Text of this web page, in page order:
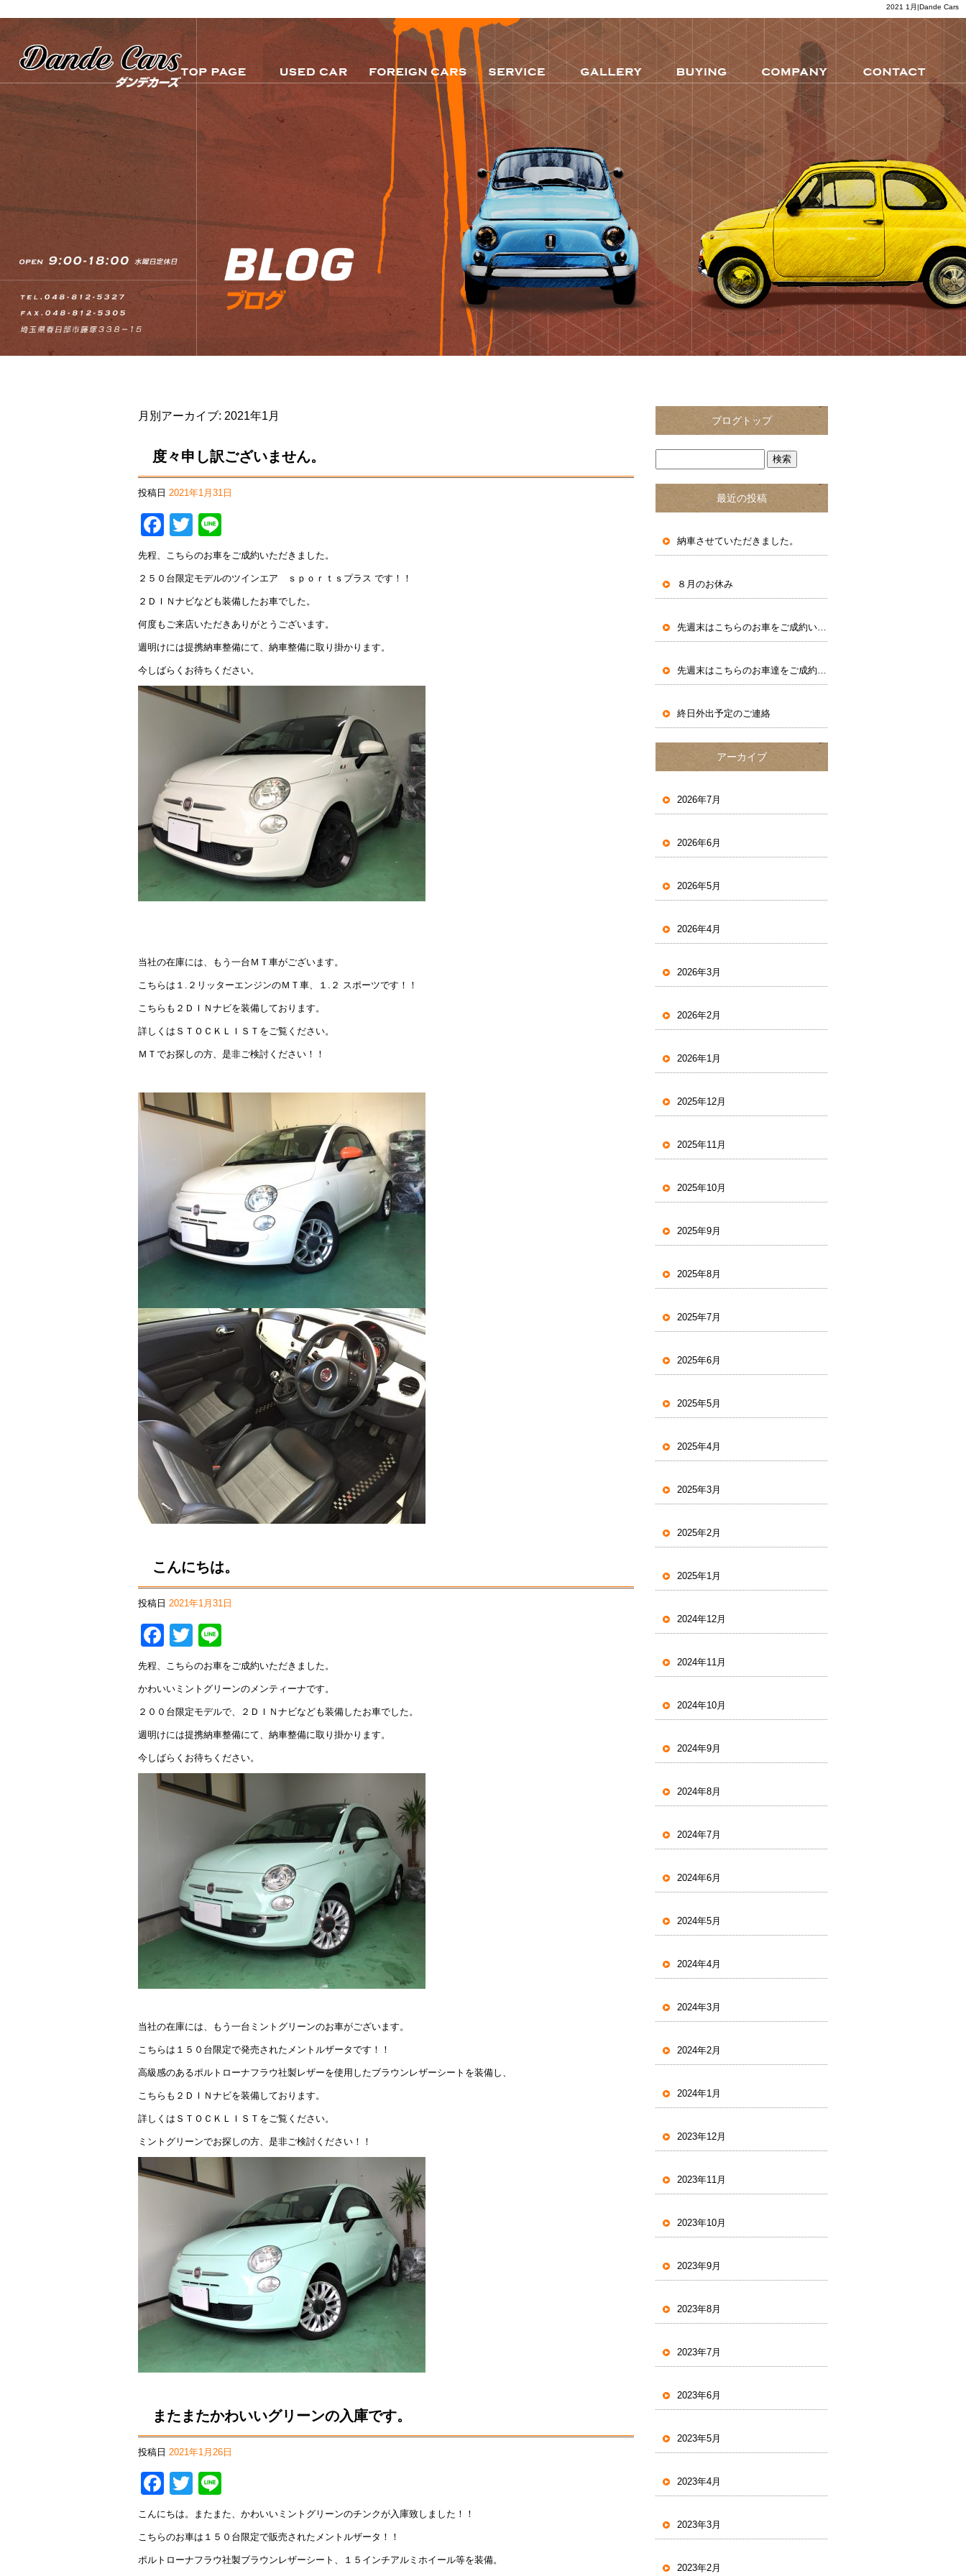
2021 1月|Dande Cars
月別アーカイブ: 2021年1月
度々申し訳ございません。
投稿日 2021年1月31日
Facebook
Twitter
先程、こちらのお車をご成約いただきました。
２５０台限定モデルのツインエア ｓｐｏｒｔｓプラス です！！
２ＤＩＮナビなども装備したお車でした。
何度もご来店いただきありがとうございます。
週明けには提携納車整備にて、納車整備に取り掛かります。
今しばらくお待ちください。
当社の在庫には、もう一台ＭＴ車がございます。
こちらは１.２リッターエンジンのＭＴ車、１.２ スポーツです！！
こちらも２ＤＩＮナビを装備しております。
詳しくはＳＴＯＣＫＬＩＳＴをご覧ください。
ＭＴでお探しの方、是非ご検討ください！！
こんにちは。
投稿日 2021年1月31日
Facebook
Twitter
先程、こちらのお車をご成約いただきました。
かわいいミントグリーンのメンティーナです。
２００台限定モデルで、２ＤＩＮナビなども装備したお車でした。
週明けには提携納車整備にて、納車整備に取り掛かります。
今しばらくお待ちください。
当社の在庫には、もう一台ミントグリーンのお車がございます。
こちらは１５０台限定で発売されたメントルザータです！！
高級感のあるポルトローナフラウ社製レザーを使用したブラウンレザーシートを装備し、
こちらも２ＤＩＮナビを装備しております。
詳しくはＳＴＯＣＫＬＩＳＴをご覧ください。
ミントグリーンでお探しの方、是非ご検討ください！！
またまたかわいいグリーンの入庫です。
投稿日 2021年1月26日
Facebook
Twitter
こんにちは。またまた、かわいいミントグリーンのチンクが入庫致しました！！
こちらのお車は１５０台限定で販売されたメントルザータ！！
ポルトローナフラウ社製ブラウンレザーシート、１５インチアルミホイール等を装備。
ブログトップ
最近の投稿
納車させていただきました。
８月のお休み
先週末はこちらのお車をご成約いただきました。
先週末はこちらのお車達をご成約いただきました。
終日外出予定のご連絡
アーカイブ
2026年7月
2026年6月
2026年5月
2026年4月
2026年3月
2026年2月
2026年1月
2025年12月
2025年11月
2025年10月
2025年9月
2025年8月
2025年7月
2025年6月
2025年5月
2025年4月
2025年3月
2025年2月
2025年1月
2024年12月
2024年11月
2024年10月
2024年9月
2024年8月
2024年7月
2024年6月
2024年5月
2024年4月
2024年3月
2024年2月
2024年1月
2023年12月
2023年11月
2023年10月
2023年9月
2023年8月
2023年7月
2023年6月
2023年5月
2023年4月
2023年3月
2023年2月